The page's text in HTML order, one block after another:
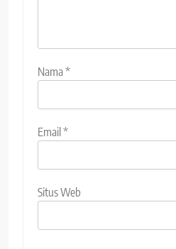
Nama*
Email*
Situs Web